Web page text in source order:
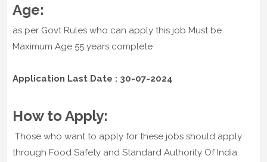
Age:
as per Govt Rules who can apply this job Must be
Maximum Age 55 years complete
Application Last Date : 30-07-2024
How to Apply:
Those who want to apply for these jobs should apply
through Food Safety and Standard Authority Of India